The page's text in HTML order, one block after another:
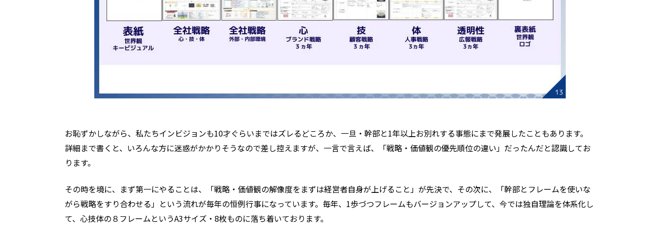
お恥ずかしながら、私たちインビジョンも10才ぐらいまではズレるどころか、一旦・幹部と1年以上お別れする事態にまで発展したこともあります。
詳細まで書くと、いろんな方に迷惑がかかりそうなので差し控えますが、一言で言えば、「戦略・価値観の優先順位の違い」だったんだと認識してお
ります。
その時を境に、まず第一にやることは、「戦略・価値観の解像度をまずは経営者自身が上げること」が先決で、その次に、「幹部とフレームを使いな
がら戦略をすり合わせる」という流れが毎年の恒例行事になっています。毎年、1歩づつフレームもバージョンアップして、今では独自理論を体系化し
て、心技体の８フレームというA3サイズ・8枚ものに落ち着いております。